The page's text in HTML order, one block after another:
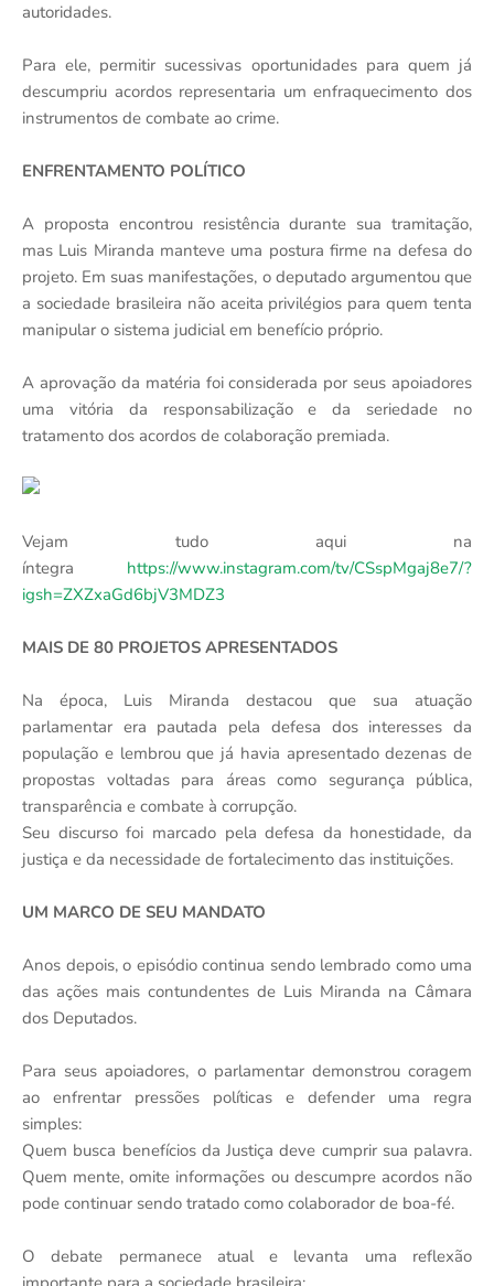
autoridades.
Para ele, permitir sucessivas oportunidades para quem já
descumpriu acordos representaria um enfraquecimento dos
instrumentos de combate ao crime.
ENFRENTAMENTO POLÍTICO
A proposta encontrou resistência durante sua tramitação,
mas Luis Miranda manteve uma postura firme na defesa do
projeto. Em suas manifestações, o deputado argumentou que
a sociedade brasileira não aceita privilégios para quem tenta
manipular o sistema judicial em benefício próprio.
A aprovação da matéria foi considerada por seus apoiadores
uma vitória da responsabilização e da seriedade no
tratamento dos acordos de colaboração premiada.
Vejam tudo aqui na
íntegra https://www.instagram.com/tv/CSspMgaj8e7/?
igsh=ZXZxaGd6bjV3MDZ3
MAIS DE 80 PROJETOS APRESENTADOS
Na época, Luis Miranda destacou que sua atuação
parlamentar era pautada pela defesa dos interesses da
população e lembrou que já havia apresentado dezenas de
propostas voltadas para áreas como segurança pública,
transparência e combate à corrupção.
Seu discurso foi marcado pela defesa da honestidade, da
justiça e da necessidade de fortalecimento das instituições.
UM MARCO DE SEU MANDATO
Anos depois, o episódio continua sendo lembrado como uma
das ações mais contundentes de Luis Miranda na Câmara
dos Deputados.
Para seus apoiadores, o parlamentar demonstrou coragem
ao enfrentar pressões políticas e defender uma regra
simples:
Quem busca benefícios da Justiça deve cumprir sua palavra.
Quem mente, omite informações ou descumpre acordos não
pode continuar sendo tratado como colaborador de boa-fé.
O debate permanece atual e levanta uma reflexão